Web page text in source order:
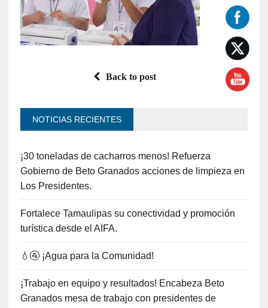
Back to post
NOTICIAS RECIENTES
¡30 toneladas de cacharros menos! Refuerza
Gobierno de Beto Granados acciones de limpieza en
Los Presidentes.
Fortalece Tamaulipas su conectividad y promoción
turística desde el AIFA.
💧🚰 ¡Agua para la Comunidad!
¡Trabajo en equipo y resultados! Encabeza Beto
Granados mesa de trabajo con presidentes de